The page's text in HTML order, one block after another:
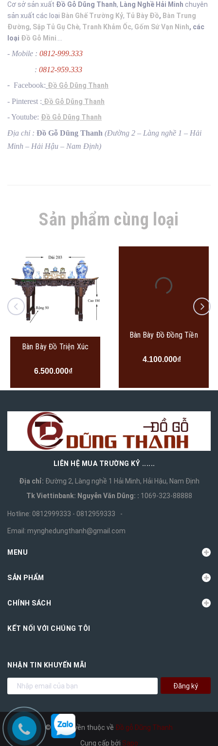
Cơ sở sản xuất Đồ Gỗ Dũng Thanh, Làng Nghề Hải Minh chuyên
sản xuất các loại Bàn Ghế Trường Kỷ, Tủ Bày Đồ, Bàn Trung
Đường, Sập Tủ Gụ Chè, Tranh Khảm Ốc, Gốm Sứ Vạn Ninh, các
loại Đồ Gỗ Mini....
- Mobile : 0812-999.333
: 0812-959.333
- Facebook: Đồ Gỗ Dũng Thanh
- Pinterest : Đồ Gỗ Dũng Thanh
- Youtube: Đồ Gỗ Dũng Thanh
Địa chỉ : Đồ Gỗ Dũng Thanh (Đường 2 – Làng nghề 1 – Hải
Minh – Hải Hậu – Nam Định)
Sản phẩm cùng loại
Bàn Bày Đồ Triện Xúc
6.500.000₫
Bàn Bày Đồ Đồng Tiền
4.100.000₫
LIÊN HỆ MUA TRƯỜNG KỶ ......
Địa chỉ: Đường 2, Làng nghề 1 Hải Minh, Hải Hậu, Nam Định
Tk Viettinbank: Nguyễn Văn Dũng: : 1069-323-88888
Hotline: 0812999333 - 0812959333 -
Email: mynghedungthanh@gmail.com
MENU
SẢN PHẨM
CHÍNH SÁCH
KẾT NỐI VỚI CHÚNG TÔI
NHẬN TIN KHUYẾN MÃI
Đăng ký
© Bản quyền thuộc về Đồ gỗ Dũng Thanh
Cung cấp bởi Sapo